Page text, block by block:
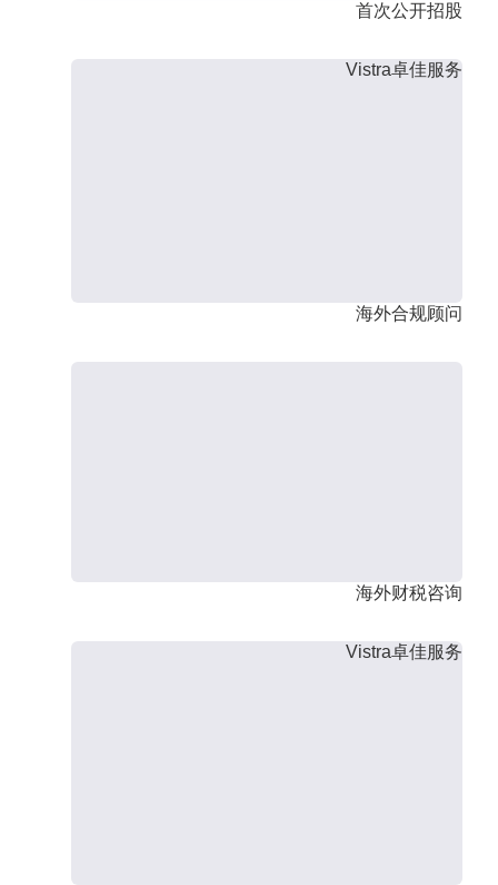
首次公开招股
Vistra卓佳服务
海外合规顾问
海外财税咨询
Vistra卓佳服务